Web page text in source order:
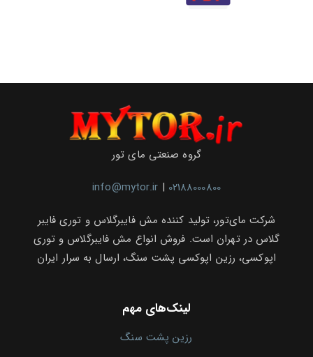
گروه صنعتی مای تور
info@mytor.ir | 02188000800
شرکت مای‌تور، تولید کننده مش فایبرگلاس و توری فایبر
گلاس در تهران است. فروش انواع مش فایبرگلاس و توری
اپوکسی، رزین اپوکسی پشت سنگ، ارسال به سرار ایران
لینک‌های مهم
رزین پشت سنگ